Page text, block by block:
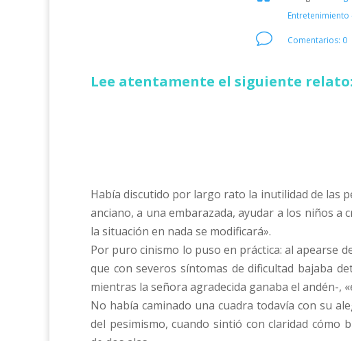
v Comentarios: 0
Lee atentamente el siguiente relato:
Había discutido por largo rato la inutilidad de las
anciano, a una embarazada, ayudar a los niños a
la situación en nada se modificará».
Por puro cinismo lo puso en práctica: al apearse
que con severos síntomas de dificultad bajaba
mientras la señora agradecida ganaba el andén-,
No había caminado una cuadra todavía con su
del pesimismo, cuando sintió con claridad cómo